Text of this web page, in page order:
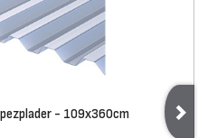
- 109x360cm